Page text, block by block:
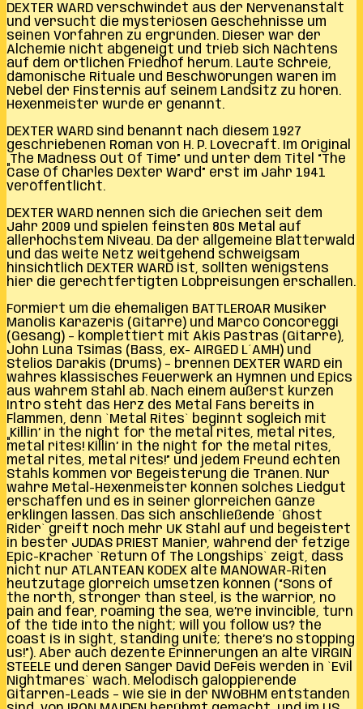
DEXTER WARD verschwindet aus der Nervenanstalt
und versucht die mysteriösen Geschehnisse um
seinen Vorfahren zu ergründen. Dieser war der
Alchemie nicht abgeneigt und trieb sich Nächtens
auf dem örtlichen Friedhof herum. Laute Schreie,
dämonische Rituale und Beschwörungen waren im
Nebel der Finsternis auf seinem Landsitz zu hören.
Hexenmeister wurde er genannt.
DEXTER WARD sind benannt nach diesem 1927
geschriebenen Roman von H. P. Lovecraft. Im Original
„The Madness Out Of Time” und unter dem Titel “The
Case Of Charles Dexter Ward” erst im Jahr 1941
veröffentlicht.
DEXTER WARD nennen sich die Griechen seit dem
Jahr 2009 und spielen feinsten 80s Metal auf
allerhöchstem Niveau. Da der allgemeine Blätterwald
und das weite Netz weitgehend schweigsam
hinsichtlich DEXTER WARD ist, sollten wenigstens
hier die gerechtfertigten Lobpreisungen erschallen.
Formiert um die ehemaligen BATTLEROAR Musiker
Manolis Karazeris (Gitarre) und Marco Concoreggi
(Gesang) – komplettiert mit Akis Pastras (Gitarre),
John Luna Tsimas (Bass, ex- AIRGED L´AMH) und
Stelios Darakis (Drums) – brennen DEXTER WARD ein
wahres klassisches Feuerwerk an Hymnen und Epics
aus wahrem Stahl ab. Nach einem äußerst kurzen
Intro steht das Herz des Metal Fans bereits in
Flammen, denn `Metal Rites` beginnt sogleich mit
„Killin’ in the night for the metal rites, metal rites,
metal rites! Killin’ in the night for the metal rites,
metal rites, metal rites!” und jedem Freund echten
Stahls kommen vor Begeisterung die Tränen. Nur
wahre Metal-Hexenmeister können solches Liedgut
erschaffen und es in seiner glorreichen Gänze
erklingen lassen. Das sich anschließende `Ghost
Rider` greift noch mehr UK Stahl auf und begeistert
in bester JUDAS PRIEST Manier, während der fetzige
Epic-Kracher `Return Of The Longships` zeigt, dass
nicht nur ATLANTEAN KODEX alte MANOWAR-Riten
heutzutage glorreich umsetzen können (“Sons of
the north, stronger than steel, is the warrior, no
pain and fear, roaming the sea, we’re invincible, turn
of the tide into the night; will you follow us? the
coast is in sight, standing unite; there’s no stopping
us!”). Aber auch dezente Erinnerungen an alte VIRGIN
STEELE und deren Sänger David DeFeis werden in `Evil
Nightmares` wach. Melodisch galoppierende
Gitarren-Leads – wie sie in der NWoBHM entstanden